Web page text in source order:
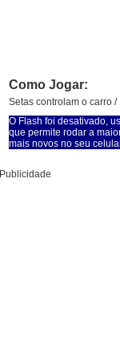
Como Jogar:
Setas controlam o carro /
O Flash foi desativado,
que permite rodar a
mais novos no seu
Publicidade